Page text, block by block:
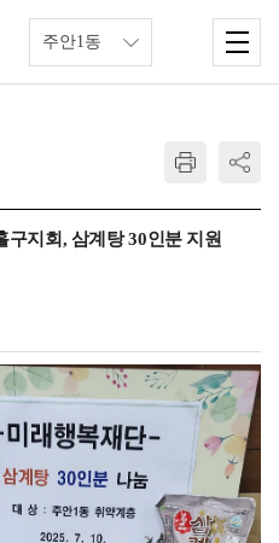
지회, 삼계탕 30인분 지원